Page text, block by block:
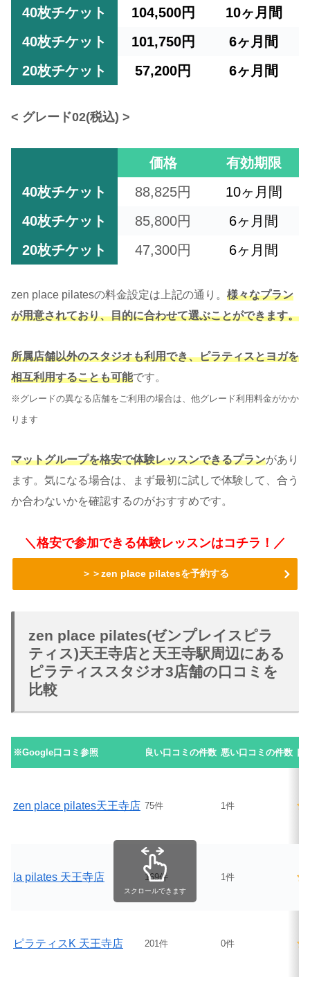
40枚チケット 104,500円
10ヶ月間
40枚チケット
101,750円
6ヶ月間
20枚チケット
57,200円 6ヶ月間
< グレード02(税込) >
価格
有効期限
40枚チケット
88,825円
10ヶ月間
40枚チケット
85,800円
6ヶ月間
20枚チケット
47,300円 6ヶ月間
zen place pilatesの料金設定は上記の通り。 様々なプラン
が用意されており、目的に合わせて選ぶことができます。
所属店舗以外のスタジオも利用でき、ピラティスとヨガを
相互利用することも可能です。
※グレードの異なる店舗をご利用の場合は、他グレード利用料金がかか
ります
マットグループを格安で体験レッスンできるプランがあり
ます。気になる場合は、まず最初に試しで体験して、合う
か合わないかを確認するのがおすすめです。
＼格安で参加できる体験レッスンはコチラ！／
＞＞zen place pilatesを予約する
zen place pilates(ゼンプレイスピラ
ティス)天王寺店と天王寺駅周辺にある
ピラティススタジオ3店舗の口コミを
比較
※Google口コミ参照 良い口コミの件数 悪い口コミの件数 口
zen place pilates天王寺店 75件 1件
la pilates 天王寺店 169件 1件
ピラティスK 天王寺店 201件 0件
スクロールできます